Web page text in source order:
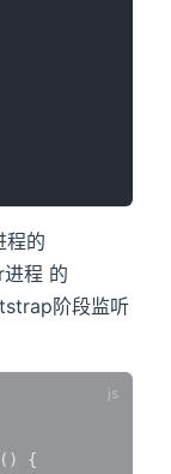
程的
程 的
阶段监听
( )
{